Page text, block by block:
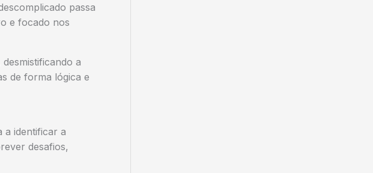
passa
e focado nos
desmistificando a
de forma lógica e
a identificar a
desafios,